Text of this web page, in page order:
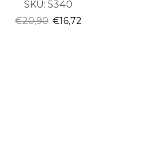
SKU:5340
€20,90 €16,72